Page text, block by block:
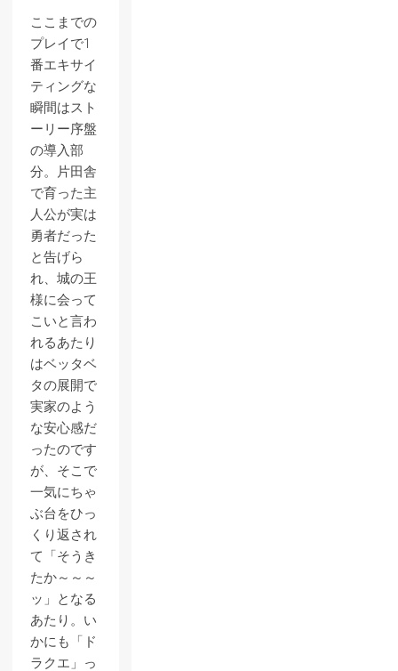
ここまでの
プレイで1
番エキサイ
ティングな
瞬間はスト
ーリー序盤
の導入部
分。片田舎
で育った主
人公が実は
勇者だった
と告げら
れ、城の王
様に会って
こいと言わ
れるあたり
はベッタベ
タの展開で
実家のよう
な安心感だ
ったのです
が、そこで
一気にちゃ
ぶ台をひっ
くり返され
て「そうき
たか～～～
ッ」となる
あたり。い
かにも「ド
ラクエ」っ